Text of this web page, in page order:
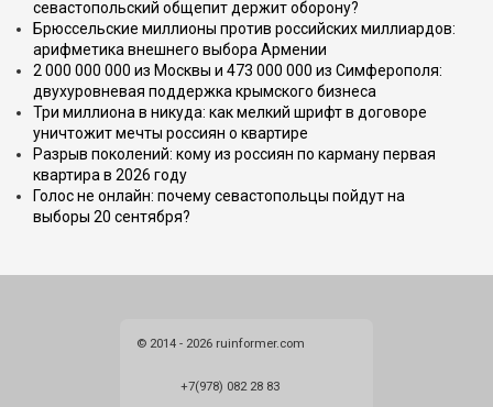
севастопольский общепит держит оборону?
Брюссельские миллионы против российских миллиардов:
арифметика внешнего выбора Армении
2 000 000 000 из Москвы и 473 000 000 из Симферополя:
двухуровневая поддержка крымского бизнеса
Три миллиона в никуда: как мелкий шрифт в договоре
уничтожит мечты россиян о квартире
Разрыв поколений: кому из россиян по карману первая
квартира в 2026 году
Голос не онлайн: почему севастопольцы пойдут на
выборы 20 сентября?
© 2014 - 2026 ruinformer.com
+7(978) 082 28 83